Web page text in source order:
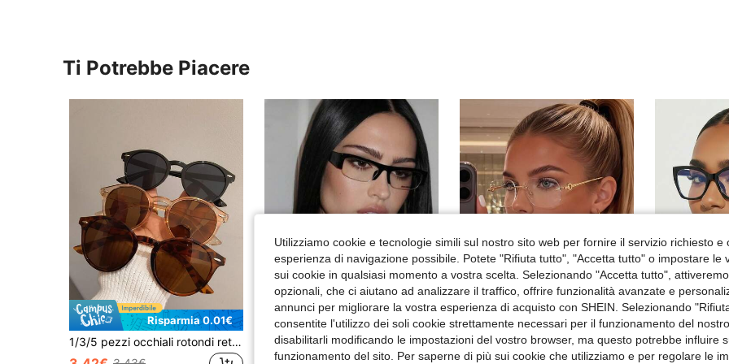
Ti Potrebbe Piacere
Risparmia 0.01€
1/3/5 pezzi occhiali rotondi retrò sfumati unisex casual, versatili per outfit, stile di strada, viaggi, spiaggia HTPLS
2026 Nuovi occhiali quadrati senza montatura, montatura per occhiali di moda personalizzata per donne di stile europeo e americano
TZMuZhou
1 pezzo Occhiali da donna senza montatura in metallo rettangolari eleganti da pendolare vintage premium fashion, giovani sexy casual ovali versatili con lenti trasparenti, adatti per lavoro, fotografia di strada, ritorno a scuola, appuntamenti, ecc.
Utilizziamo cookie e tecnologie simili sul nostro sito web per fornire il servizio richiesto e
esperienza di navigazione possibile. Potete "Rifiuta tutto", "Accetta tutto" o impostare le
sui cookie in qualsiasi momento a vostra scelta. Selezionando "Accetta tutto",
opzionali, che ci aiutano ad analizzare il traffico, offrire funzionalità avanzate e
annunci per migliorare la vostra esperienza di acquisto con SHEIN. Selezionando
consentite l'utilizzo dei soli cookie strettamente necessari per il funzionamento del
disabilitarli modificando le impostazioni del vostro browser, ma questo potrebbe influire
funzionamento del sito. Per saperne di più sui cookie che utilizziamo e per regolare le